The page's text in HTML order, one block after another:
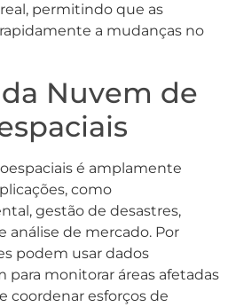
permitindo que as
a mudanças no
Nuvem de
é amplamente
como
gestão de desastres,
análise de mercado. Por
podem usar dados
para monitorar áreas afetadas
coordenar esforços de